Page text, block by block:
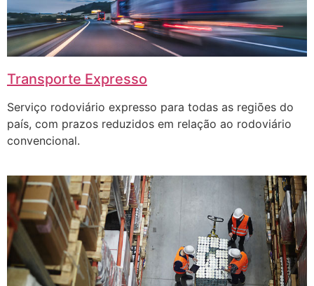
Transporte Expresso
Serviço rodoviário expresso para todas as regiões do
país, com prazos reduzidos em relação ao rodoviário
convencional.